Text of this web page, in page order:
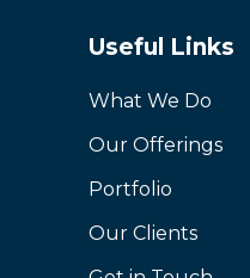
Useful Links
What We Do
Our Offerings
Portfolio
Our Clients